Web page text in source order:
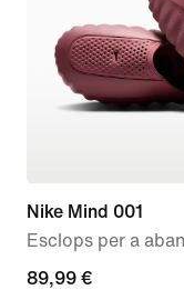
Nike Mind 001
Esclops per a
89,99 €
89,99 €